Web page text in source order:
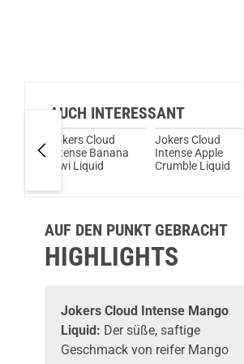
AUCH INTERESSANT
Jokers Cloud
Intense Banana
Kiwi Liquid
Jokers Cloud
Intense Apple
Crumble Liquid
AUF DEN PUNKT GEBRACHT
HIGHLIGHTS
Jokers Cloud Intense Mango
Liquid: Der süße, saftige
Geschmack von reifer Mango